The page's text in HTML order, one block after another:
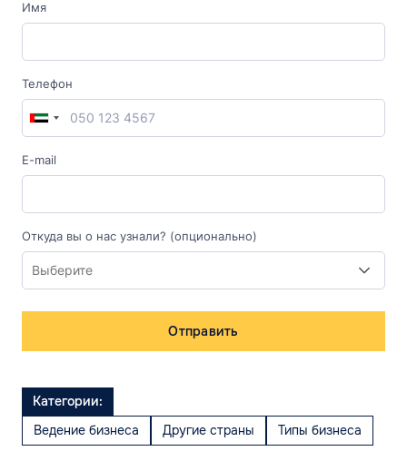
Имя
Телефон
E-mail
Откуда вы о нас узнали? (опционально)
Отправить
Категории:
Ведение бизнеса
Другие страны Типы бизнеса